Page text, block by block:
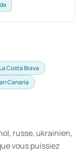
Costa Brava
Canaria
russe, ukrainien,
vous puissiez